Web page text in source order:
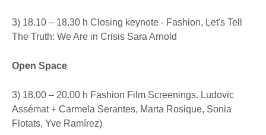
3) 18.10 – 18.30 h Closing keynote - Fashion, Let's Tell
The Truth: We Are in Crisis Sara Arnold
Open Space
3) 18.00 – 20.00 h Fashion Film Screenings. Ludovic
Assémat + Carmela Serantes, Marta Rosique, Sonia
Flotats, Yve Ramírez)